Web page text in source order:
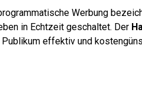
Werbung
in Echtzeit geschaltet. Der
effektiv und